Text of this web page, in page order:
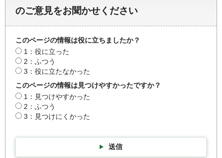
のご意見をお聞かせください
このページの情報は役に立ちましたか？
1：役に立った
2：ふつう
3：役に立たなかった
このページの情報は見つけやすかったですか？
1：見つけやすかった
2：ふつう
3：見つけにくかった
送信